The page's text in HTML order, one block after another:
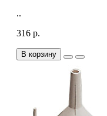
..
316 р.
В корзину